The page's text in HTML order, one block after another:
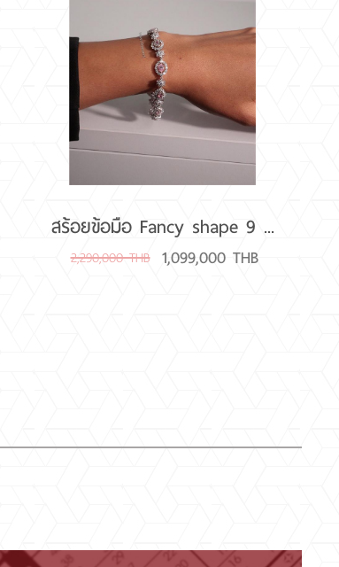
สร้อยข้อมือ Fancy shape 9 ...
2,290,000 THB 1,099,000 THB